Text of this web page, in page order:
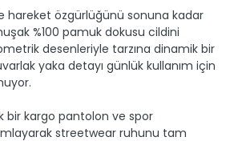
hareket özgürlüğünü sonuna kadar
%100 pamuk dokusu cildini
desenleriyle tarzına dinamik bir
yaka detayı günlük kullanım için
bir kargo pantolon ve spor
streetwear ruhunu tam